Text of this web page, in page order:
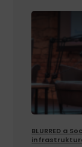
BLURRED a